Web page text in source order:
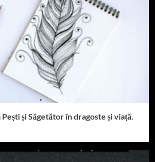
și Săgetător în dragoste și viață.